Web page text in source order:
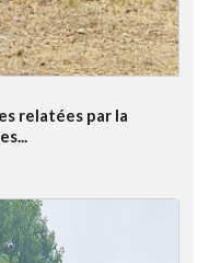
relatées par la